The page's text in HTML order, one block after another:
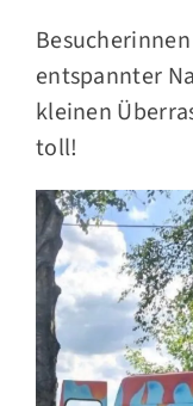
entspannter
kleinen
toll!